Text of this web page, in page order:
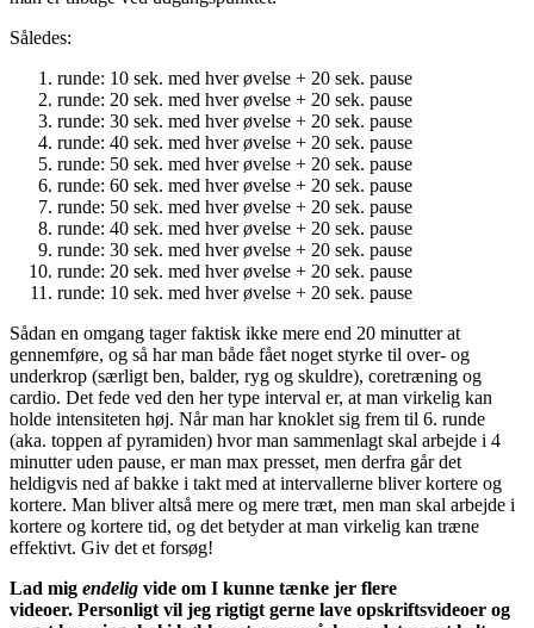
Således:
runde: 10 sek. med hver øvelse + 20 sek. pause
runde: 20 sek. med hver øvelse + 20 sek. pause
runde: 30 sek. med hver øvelse + 20 sek. pause
runde: 40 sek. med hver øvelse + 20 sek. pause
runde: 50 sek. med hver øvelse + 20 sek. pause
runde: 60 sek. med hver øvelse + 20 sek. pause
runde: 50 sek. med hver øvelse + 20 sek. pause
runde: 40 sek. med hver øvelse + 20 sek. pause
runde: 30 sek. med hver øvelse + 20 sek. pause
runde: 20 sek. med hver øvelse + 20 sek. pause
runde: 10 sek. med hver øvelse + 20 sek. pause
Sådan en omgang tager faktisk ikke mere end 20 minutter at
gennemføre, og så har man både fået noget styrke til over- og
underkrop (særligt ben, balder, ryg og skuldre), coretræning og
cardio. Det fede ved den her type interval er, at man virkelig kan
holde intensiteten høj. Når man har knoklet sig frem til 6. runde
(aka. toppen af pyramiden) hvor man sammenlagt skal arbejde i 4
minutter uden pause, er man max presset, men derfra går det
heldigvis ned af bakke i takt med at intervallerne bliver kortere og
kortere. Man bliver altså mere og mere træt, men man skal arbejde i
kortere og kortere tid, og det betyder at man virkelig kan træne
effektivt. Giv det et forsøg!
Lad mig endelig vide om I kunne tænke jer flere
videoer. Personligt vil jeg rigtigt gerne lave opskriftsvideoer og